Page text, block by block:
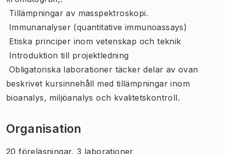
 Tillämpningar av masspektroskopi.
 Immunanalyser (quantitative immunoassays)
 Etiska principer inom vetenskap och teknik
 Introduktion till projektledning
 Obligatoriska laborationer täcker delar av ovan
beskrivet kursinnehåll med tillämpningar inom
bioanalys, miljöanalys och kvalitetskontroll.
Organisation
20 föreläsningar, 3 laborationer